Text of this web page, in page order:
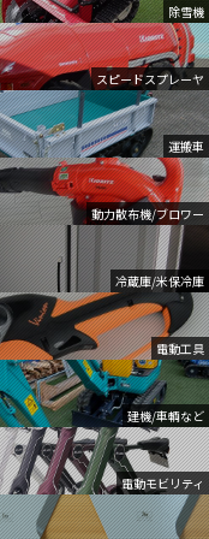
除雪機
スピードスプレーヤ
運搬車
動力散布機/ブロワー
冷蔵庫/米保冷庫
電動工具
建機/車輌など
電動モビリティ